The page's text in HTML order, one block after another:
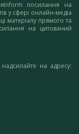
посилання на
у сфері онлайн-медіа
матеріалу прямого та
на цитований
на адресу: